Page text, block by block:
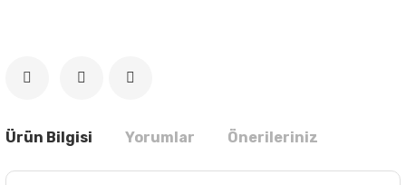
Ürün Bilgisi Yorumlar Önerileriniz